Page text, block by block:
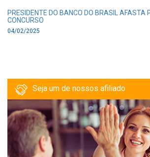
PRESIDENTE DO BANCO DO BRASIL AFASTA
CONCURSO
04/02/2025
Seja um de nossos afiliado